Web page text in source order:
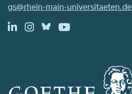
gs@rhein-main-universitaeten.de